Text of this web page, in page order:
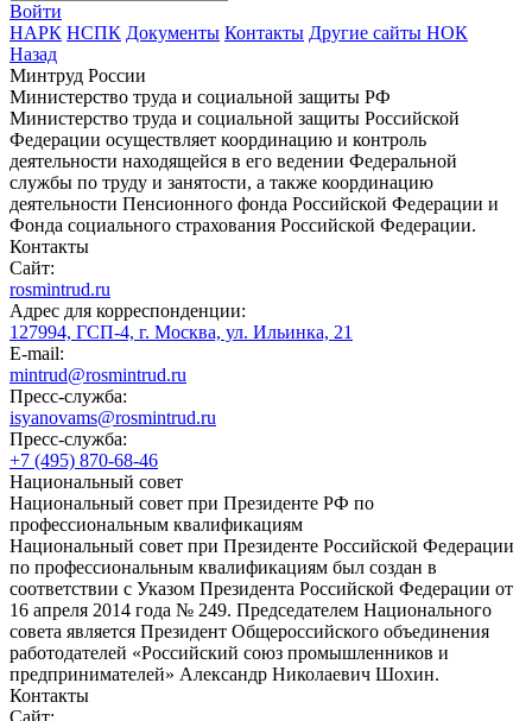
Войти
НАРК НСПК Документы Контакты Другие сайты НОК
Назад
Минтруд России
Министерство труда и социальной защиты РФ
Министерство труда и социальной защиты Российской
Федерации осуществляет координацию и контроль
деятельности находящейся в его ведении Федеральной
службы по труду и занятости, а также координацию
деятельности Пенсионного фонда Российской Федерации и
Фонда социального страхования Российской Федерации.
Контакты
Сайт:
rosmintrud.ru
Адрес для корреспонденции:
127994, ГСП-4, г. Москва, ул. Ильинка, 21
E-mail:
mintrud@rosmintrud.ru
Пресс-служба:
isyanovams@rosmintrud.ru
Пресс-служба:
+7 (495) 870-68-46
Национальный совет
Национальный совет при Президенте РФ по
профессиональным квалификациям
Национальный совет при Президенте Российской Федерации
по профессиональным квалификациям был создан в
соответствии с Указом Президента Российской Федерации от
16 апреля 2014 года № 249. Председателем Национального
совета является Президент Общероссийского объединения
работодателей «Российский союз промышленников и
предпринимателей» Александр Николаевич Шохин.
Контакты
Сайт: